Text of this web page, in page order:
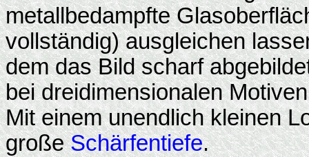
metallbedampfte
vollständig) ausgleichen
dem das Bild scharf
bei dreidimensionalen
Mit einem unendlich kleinen
großeSchärfentiefe.